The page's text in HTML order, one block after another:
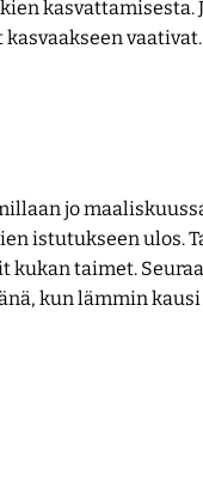
kasvattamisesta.
jo
istutukseen ulos.
kukan taimet.
kun lämmin